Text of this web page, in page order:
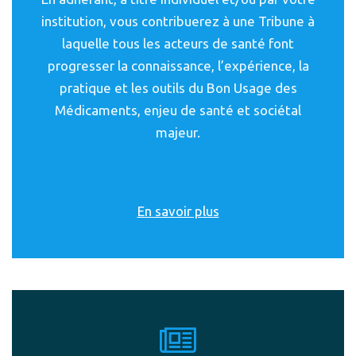
institution, vous contribuerez à une Tribune à
laquelle tous les acteurs de santé font
progresser la connaissance, l’expérience, la
pratique et les outils du Bon Usage des
Médicaments, enjeu de santé et sociétal
majeur.
En savoir plus